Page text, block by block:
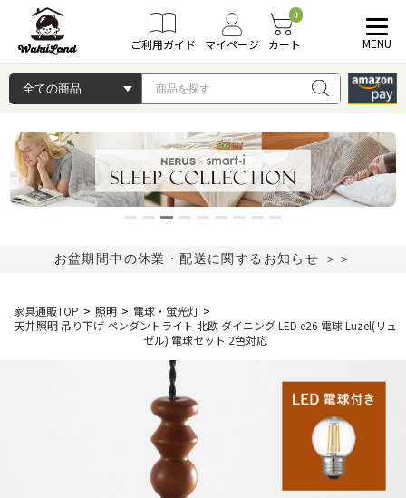
ご利用ガイド マイページ
0
カート MENU
お盆期間中の休業・配送に関するお知らせ ＞＞
家具通販TOP > 照明 > 電球・蛍光灯 >
天井照明 吊り下げ ペンダントライト 北欧 ダイニング LED e26 電球 Luzel(リュ
ゼル) 電球セット 2色対応